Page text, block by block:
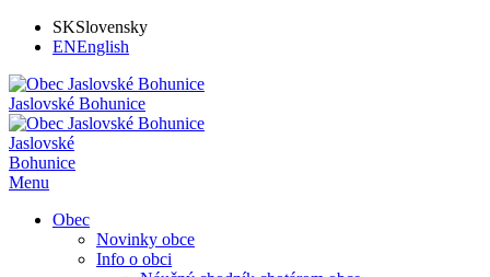
SKSlovensky
ENEnglish
Jaslovské Bohunice
Jaslovské
Bohunice
Menu
Obec
Novinky obce
Info o obci